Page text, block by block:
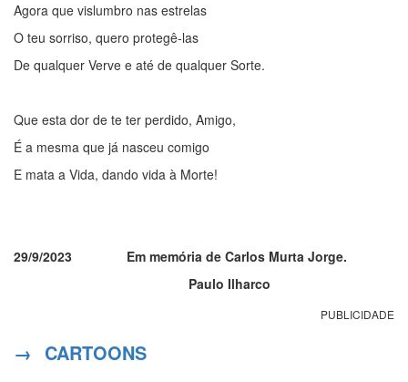
Agora que vislumbro nas estrelas
O teu sorriso, quero protegê-las
De qualquer Verve e até de qualquer Sorte.
Que esta dor de te ter perdido, Amigo,
É a mesma que já nasceu comigo
E mata a Vida, dando vida à Morte!
29/9/2023 Em memória de Carlos Murta Jorge.
Paulo Ilharco
PUBLICIDADE
→ CARTOONS